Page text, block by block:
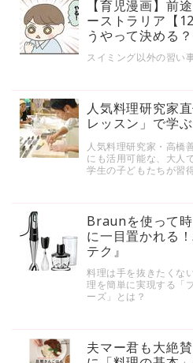
【育児漫画】前
ーストラリア【
うやって決める
スイミング以外の習い
人気料理研究家
レッスン」で学
人気料理研究家・高橋
にも活用可能な、大人
学生の子どもたちが習
Braunを使って
に一目置かれる
テク』
料理は手を抜きたくな
理を簡単に実現する「
ーズ」とは？
夫マー君も大絶